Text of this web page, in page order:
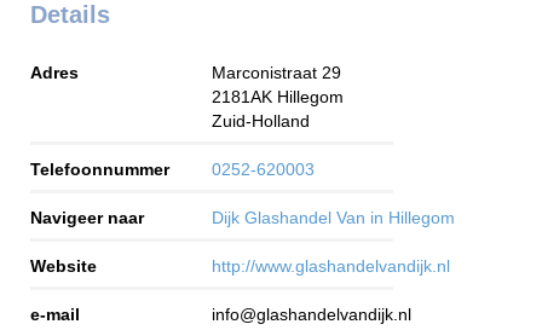
Details
Adres
Marconistraat 29
2181AK Hillegom
Zuid-Holland
Telefoonnummer 0252-620003
Navigeer naar Dijk Glashandel Van in Hillegom
Website http://www.glashandelvandijk.nl
e-mail info@glashandelvandijk.nl